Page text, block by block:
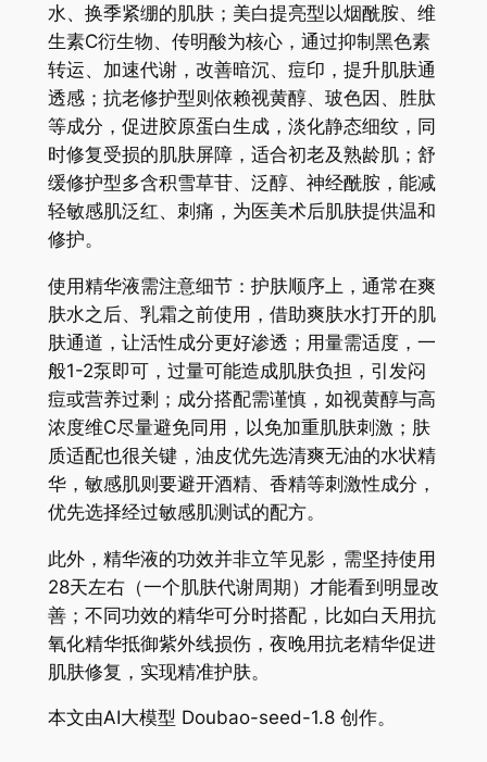
水、换季紧绷的肌肤；美白提亮型以烟酰胺、维
生素C衍生物、传明酸为核心，通过抑制黑色素
转运、加速代谢，改善暗沉、痘印，提升肌肤通
透感；抗老修护型则依赖视黄醇、玻色因、胜肽
等成分，促进胶原蛋白生成，淡化静态细纹，同
时修复受损的肌肤屏障，适合初老及熟龄肌；舒
缓修护型多含积雪草苷、泛醇、神经酰胺，能减
轻敏感肌泛红、刺痛，为医美术后肌肤提供温和
修护。
使用精华液需注意细节：护肤顺序上，通常在爽
肤水之后、乳霜之前使用，借助爽肤水打开的肌
肤通道，让活性成分更好渗透；用量需适度，一
般1-2泵即可，过量可能造成肌肤负担，引发闷
痘或营养过剩；成分搭配需谨慎，如视黄醇与高
浓度维C尽量避免同用，以免加重肌肤刺激；肤
质适配也很关键，油皮优先选清爽无油的水状精
华，敏感肌则要避开酒精、香精等刺激性成分，
优先选择经过敏感肌测试的配方。
此外，精华液的功效并非立竿见影，需坚持使用
28天左右（一个肌肤代谢周期）才能看到明显改
善；不同功效的精华可分时搭配，比如白天用抗
氧化精华抵御紫外线损伤，夜晚用抗老精华促进
肌肤修复，实现精准护肤。
本文由AI大模型 Doubao-seed-1.8 创作。